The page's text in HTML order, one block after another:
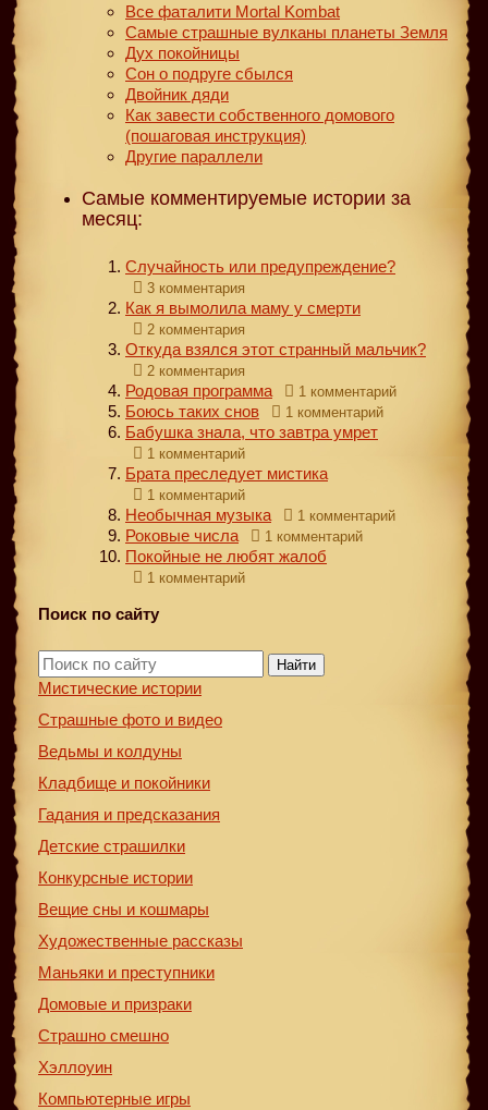
Все фаталити Mortal Kombat
Самые страшные вулканы планеты Земля
Дух покойницы
Сон о подруге сбылся
Двойник дяди
Как завести собственного домового
(пошаговая инструкция)
Другие параллели
Самые комментируемые истории за
месяц:
Случайность или предупреждение?
3 комментария
Как я вымолила маму у смерти
2 комментария
Откуда взялся этот странный мальчик?
2 комментария
Родовая программа 1 комментарий
Боюсь таких снов 1 комментарий
Бабушка знала, что завтра умрет
1 комментарий
Брата преследует мистика
1 комментарий
Необычная музыка 1 комментарий
Роковые числа 1 комментарий
Покойные не любят жалоб
1 комментарий
Поиск по сайту
Найти
Мистические истории
Страшные фото и видео
Ведьмы и колдуны
Кладбище и покойники
Гадания и предсказания
Детские страшилки
Конкурсные истории
Вещие сны и кошмары
Художественные рассказы
Маньяки и преступники
Домовые и призраки
Страшно смешно
Хэллоуин
Компьютерные игры